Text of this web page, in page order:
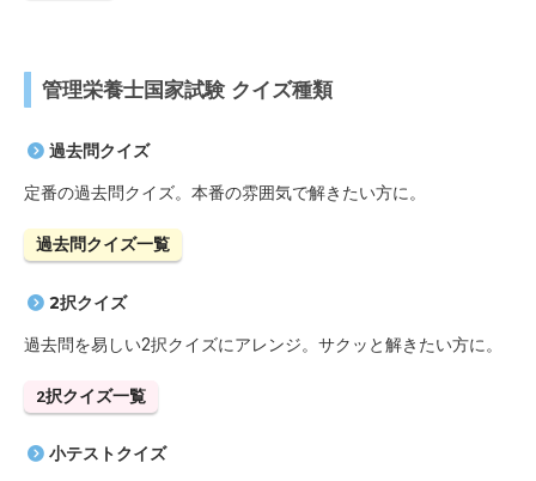
管理栄養士国家試験 クイズ種類
過去問クイズ
定番の過去問クイズ。本番の雰囲気で解きたい方に。
過去問クイズ一覧
2択クイズ
過去問を易しい2択クイズにアレンジ。サクッと解きたい方に。
2択クイズ一覧
小テストクイズ